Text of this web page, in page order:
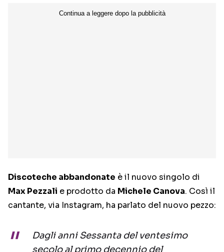
Discoteche abbandonate è il nuovo singolo di
Max Pezzali e prodotto da Michele Canova. Così il
cantante, via Instagram, ha parlato del nuovo pezzo:
Dagli anni Sessanta del ventesimo
secolo al primo decennio del